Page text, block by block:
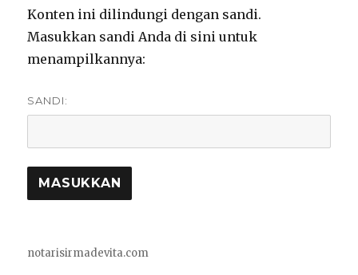
Konten ini dilindungi dengan sandi.
Masukkan sandi Anda di sini untuk
menampilkannya:
SANDI:
notarisirmadevita.com